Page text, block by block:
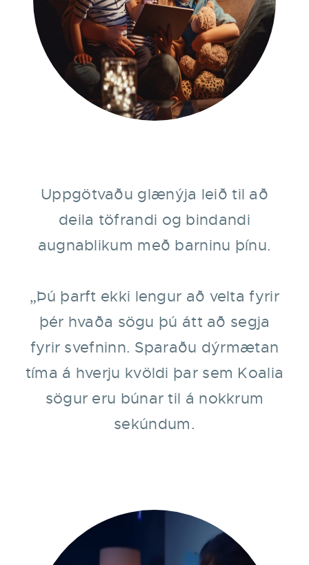
Uppgötvaðu glænýja leið til að
deila töfrandi og bindandi
augnablikum með barninu þínu.
„Þú þarft ekki lengur að velta fyrir
þér hvaða sögu þú átt að segja
fyrir svefninn. Sparaðu dýrmætan
tíma á hverju kvöldi þar sem Koalia
sögur eru búnar til á nokkrum
sekúndum.